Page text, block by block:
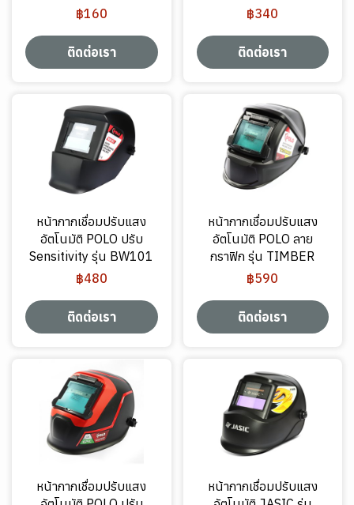
฿160
ติดต่อเรา
฿340
ติดต่อเรา
หน้ากากเชื่อมปรับแสง
อัตโนมัติ POLO ปรับ
Sensitivity รุ่น BW101
฿480
ติดต่อเรา
หน้ากากเชื่อมปรับแสง
อัตโนมัติ POLO ลาย
กราฟิก รุ่น TIMBER
฿590
ติดต่อเรา
หน้ากากเชื่อมปรับแสง
หน้ากากเชื่อมปรับแสง